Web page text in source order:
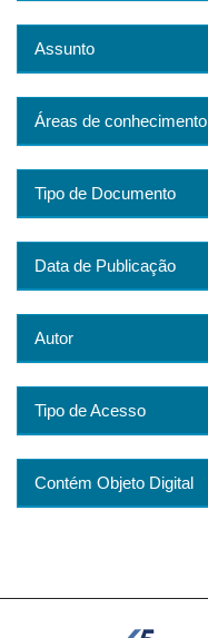
Assunto
Áreas de conhecimento
Tipo de Documento
Data de Publicação
Autor
Tipo de Acesso
Contém Objeto Digital